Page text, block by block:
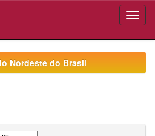
Nordeste do Brasil